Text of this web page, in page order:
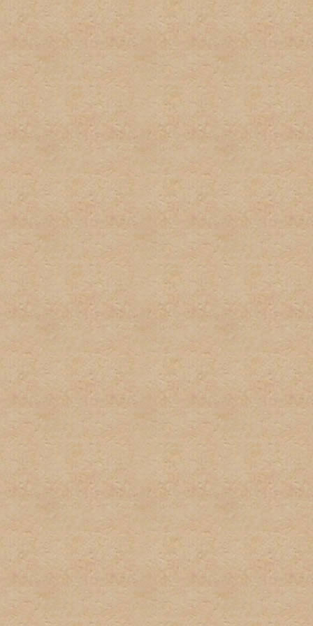
2. No habrá uso excesivo
mantengan este tipo del
3. Cada usuario tiene
suplantación de terceros
instancia habrá una
instacia el usuario sera
o herir algun otro
5. El spam no será
con el propósito de
7. Se tratará de poner
deberá tomar el tiempo
descripciones de los
puestos en las áreas
preguntas, asi como los